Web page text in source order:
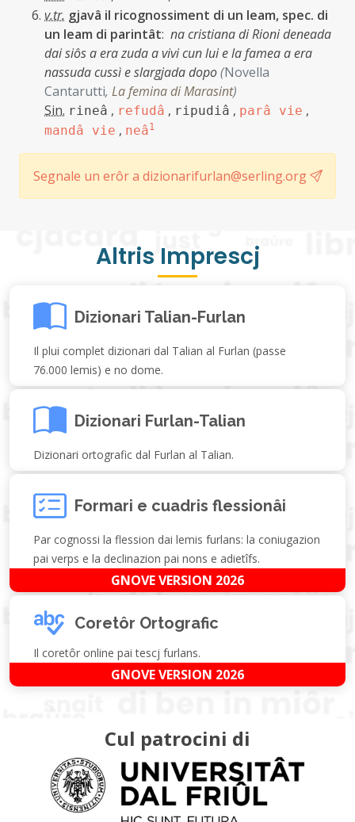
v.tr. gjavâ il ricognossiment di un leam, spec. di
un leam di parintât: na cristiana di Rioni deneada
dai siôs a era zuda a vivi cun lui e la famea a era
nassuda cussì e slargjada dopo(Novella
Cantarutti, La femina di Marasint)
Sin. rineâ , refudâ , ripudiâ , parâ vie ,
mandâ vie , neâ1
Segnale un erôr a dizionarifurlan@serling.org
Altris Imprescj
Dizionari Talian-Furlan
Il plui complet dizionari dal Talian al Furlan (passe
76.000 lemis) e no dome.
Dizionari Furlan-Talian
Dizionari ortografic dal Furlan al Talian.
Formari e cuadris flessionâi
Par cognossi la flession dai lemis furlans: la coniugazion
pai verps e la declinazion pai nons e adietîfs.
GNOVE VERSION 2026
Coretôr Ortografic
Il coretôr online pai tescj furlans.
GNOVE VERSION 2026
Cul patrocini di